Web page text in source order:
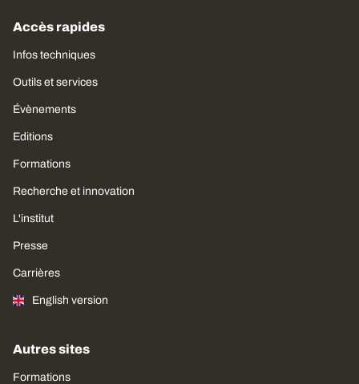
Accès rapides
Infos techniques
Outils et services
Évènements
Editions
Formations
Recherche et innovation
L'institut
Presse
Carrières
English version
Autres sites
Formations